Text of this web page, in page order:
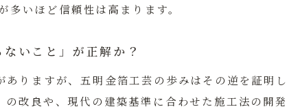
いほど信頼性は高まります。
いこと」が正解か？
ありますが、五明金箔工芸の歩みはその逆を証明し
改良や、現代の建築基準に合わせた施工法の開発